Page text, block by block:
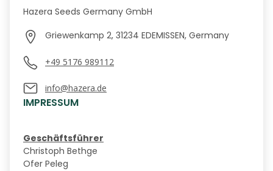
Hazera Seeds Germany GmbH
Griewenkamp 2, 31234 EDEMISSEN, Germany
+49 5176 989112
info@hazera.de
IMPRESSUM
Geschäftsführer
Christoph Bethge
Ofer Peleg